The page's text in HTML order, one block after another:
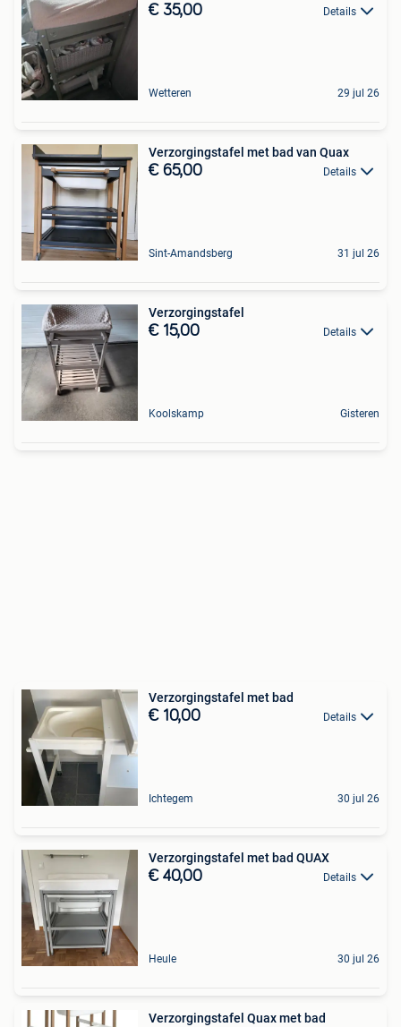
€ 35,00 Details
Wetteren 29 jul 26
Verzorgingstafel met bad van Quax
€ 65,00 Details
Sint-Amandsberg 31 jul 26
Verzorgingstafel
€ 15,00 Details
Koolskamp Gisteren
Verzorgingstafel met bad
€ 10,00 Details
Ichtegem 30 jul 26
Verzorgingstafel met bad QUAX
€ 40,00 Details
Heule 30 jul 26
Verzorgingstafel Quax met bad